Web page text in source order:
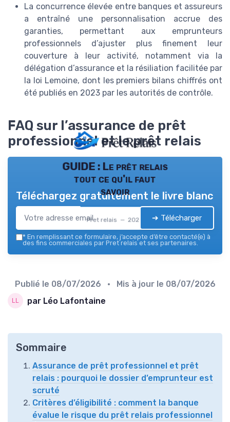
La concurrence élevée entre banques et assureurs
a entraîné une personnalisation accrue des
garanties, permettant aux emprunteurs
professionnels d’ajuster plus finement leur
couverture à leur activité, notamment via la
délégation d’assurance et la résiliation facilitée par
la loi Lemoine, dont les premiers bilans chiffrés ont
été publiés en 2023 par les autorités de contrôle.
FAQ sur l’assurance de prêt
professionnel et le prêt relais
GUIDE : Le prêt relais
tout ce qu'il faut
savoir
Pret relais — 2026
Téléchargez gratuitement le livre blanc
➔ Télécharger
* En remplissant ce formulaire, j’accepte d’être contacté(e) à
des fins commerciales par Pret relais et ses partenaires.
Publié le 08/07/2026 • Mis à jour le 08/07/2026
par Léo Lafontaine
Sommaire
Assurance de prêt professionnel et prêt
relais : pourquoi le dossier d’emprunteur est
scruté
Critères d’éligibilité : comment la banque
évalue le risque du prêt relais professionnel